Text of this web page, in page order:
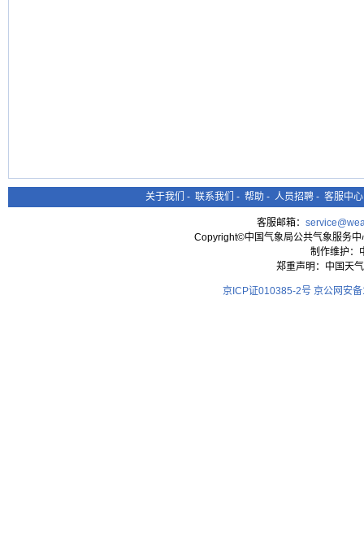
关于我们 - 联系我们 - 帮助 - 人员招聘 - 客服中心
客服邮箱：
Copyright©中国气象局公共气象服务
制作维护：
郑重声明：中国天
京ICP证010385-2号 京公网安